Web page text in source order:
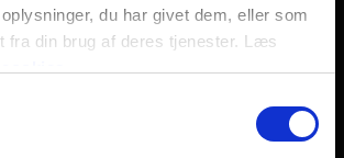
du har givet dem, eller som
fra din brug af deres tjenester. Læs
med at tage dit første skridt ind i en
krav om brug af personlige værnemidler
på rette sted og med det rigtige
er det nok allervigtigste sted på